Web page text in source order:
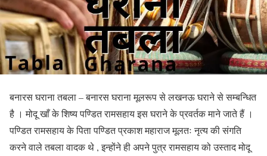
बनारस घराना तबला – बनारस घराना मूलरूप से लखनऊ घराने से सम्बन्धित
है । मोदू खाँ के शिष्य पण्डित रामसहाय इस घराने के प्रवर्तक माने जाते हैं ।
पण्डित रामसहाय के पिता पण्डित प्रकाश महाराज मूलतः नृत्य की संगति
करने वाले तबला वादक थे , इन्होंने ही अपने पुत्र रामसहाय को उस्ताद मोदू